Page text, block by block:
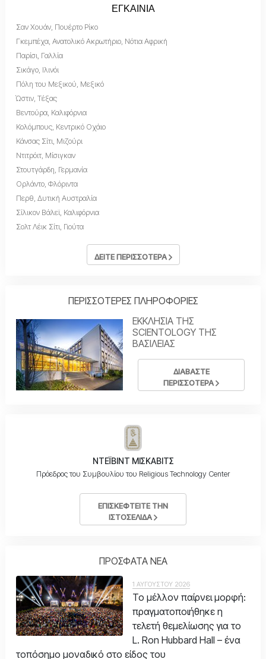
ΕΓΚΑΙΝΙΑ
Σαν Χουάν, Πουέρτο Ρίκο
Γκεμπέχα, Ανατολικό Ακρωτήριο, Νότια Αφρική
Παρίσι, Γαλλία
Σικάγο, Ιλινόι
Πόλη του Μεξικού, Μεξικό
Ώστιν, Τέξας
Βεντούρα, Καλιφόρνια
Κολόμπους, Κεντρικό Οχάιο
Κάνσας Σίτι, Μιζούρι
Ντιτρόιτ, Μίσιγκαν
Στουτγάρδη, Γερμανία
Ορλάντο, Φλόριντα
Περθ, Δυτική Αυστραλία
Σίλικον Βάλεϊ, Καλιφόρνια
Σολτ Λέικ Σίτι, Γιούτα
ΔΕΙΤΕ ΠΕΡΙΣΣΟΤΕΡΑ
ΠΕΡΙΣΣΟΤΕΡΕΣ ΠΛΗΡΟΦΟΡΙΕΣ
ΕΚΚΛΗΣΙΑ ΤΗΣ
SCIENTOLOGY ΤΗΣ
ΒΑΣΙΛΕΙΑΣ
ΔΙΑΒΑΣΤΕ
ΠΕΡΙΣΣΟΤΕΡΑ
ΝΤΕΪΒΙΝΤ ΜΙΣΚΑΒΙΤΣ
Πρόεδρος του Συμβουλίου του Religious Technology Center
ΕΠΙΣΚΕΦΤΕΙΤΕ ΤΗΝ
ΙΣΤΟΣΕΛΙΔΑ
ΠΡΟΣΦΑΤΑ ΝΕΑ
1 ΑΥΓΟΥΣΤΟΥ 2026
Το μέλλον παίρνει μορφή:
πραγματοποιήθηκε η
τελετή θεμελίωσης για το
L. Ron Hubbard Hall – ένα
τοπόσημο μοναδικό στο είδος του